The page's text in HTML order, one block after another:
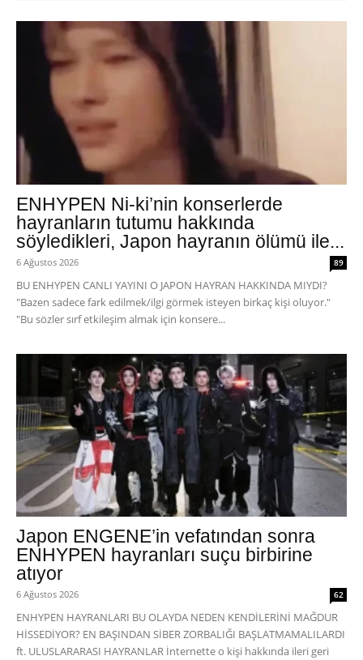
ENHYPEN Ni-ki’nin konserlerde
hayranların tutumu hakkında
söyledikleri, Japon hayranın ölümü ile...
6 Ağustos 2026 89
BU ENHYPEN CANLI YAYINI O JAPON HAYRAN HAKKINDA MIYDI?
"Bazen sadece fark edilmek/ilgi görmek isteyen birkaç kişi oluyor."
"Bu sözler sırf etkileşim almak için konsere...
Japon ENGENE’in vefatından sonra
ENHYPEN hayranları suçu birbirine
atıyor
6 Ağustos 2026 62
ENHYPEN HAYRANLARI BU OLAYDA NEDEN KENDİLERİNİ MAĞDUR
HİSSEDİYOR? EN BAŞINDAN SİBER ZORBALIĞI BAŞLATMAMALILARDI
ft. ULUSLARARASI HAYRANLAR İnternette o kişi hakkında ileri geri